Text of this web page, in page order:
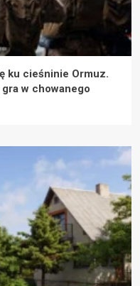
ku cieśninie Ormuz.
w chowanego